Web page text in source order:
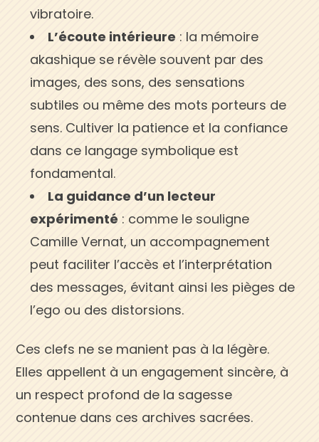
vibratoire.
L’écoute intérieure : la mémoire
akashique se révèle souvent par des
images, des sons, des sensations
subtiles ou même des mots porteurs de
sens. Cultiver la patience et la confiance
dans ce langage symbolique est
fondamental.
La guidance d’un lecteur
expérimenté : comme le souligne
Camille Vernat, un accompagnement
peut faciliter l’accès et l’interprétation
des messages, évitant ainsi les pièges de
l’ego ou des distorsions.
Ces clefs ne se manient pas à la légère.
Elles appellent à un engagement sincère, à
un respect profond de la sagesse
contenue dans ces archives sacrées.